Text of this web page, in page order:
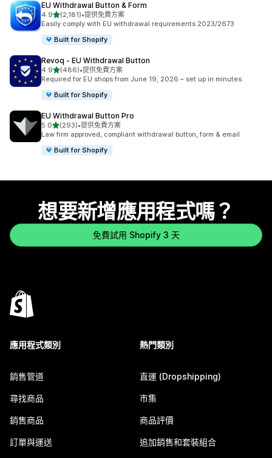
EU Withdrawal Button & Form
4.9滿分 5 顆星
(2,181)
共有 2181 則評價
•提供免費方案
Easily comply with EU withdrawal requirements 2023/2673
Built for Shopify
Revoq ‑ EU Withdrawal Button
4.9滿分 5 顆星
(486)
共有 486 則評價
•提供免費方案
Required for EU shops from June 19, 2026 – set up in minutes.
Built for Shopify
EU Withdrawal Button Pro
5.0滿分 5 顆星
(293)
共有 293 則評價
•提供免費方案
Law firm approved, compliant withdrawal button, form & email
Built for Shopify
想要新增應用程式嗎？
免費試用 Shopify 3 天
應用程式類別
銷售管道
尋找商品
銷售商品
訂單與運送
熱門類別
直運 (Dropshipping)
市集
商品評價
追加銷售和套裝組合